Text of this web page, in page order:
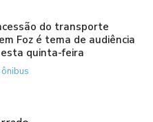
do transporte
Foz é tema de audiência
quinta-feira